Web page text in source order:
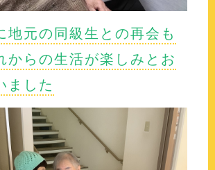
地元の同級生との再会も
からの生活が楽しみとお
ました